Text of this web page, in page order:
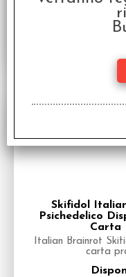
Skifidol
Psichedelico
Carta
Italian Brainrot
carta